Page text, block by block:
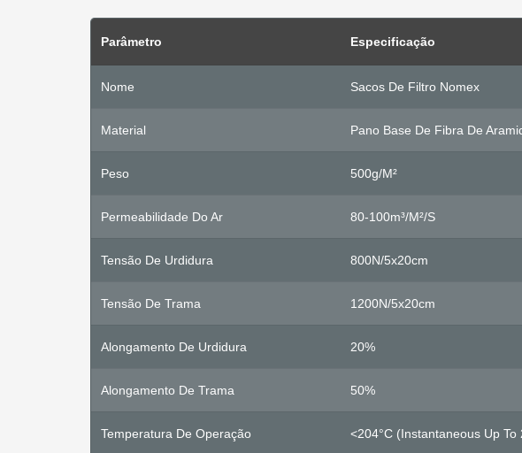
Parâmetro Especificação
Nome Sacos De Filtro Nomex
Material Pano Base De Fibra De
Peso 500g/m²
Permeabilidade Do Ar 80-100m³/m²/s
Tensão De Urdidura 800N/5x20cm
Tensão De Trama 1200N/5x20cm
Alongamento De Urdidura 20%
Alongamento De Trama 50%
Temperatura De Operação <204°C (Instantaneous Up To